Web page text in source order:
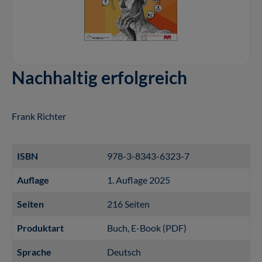
Nachhaltig erfolgreich
Frank Richter
ISBN 978-3-8343-6323-7
Auflage 1. Auflage 2025
Seiten 216 Seiten
Produktart Buch , E-Book (PDF)
Sprache Deutsch